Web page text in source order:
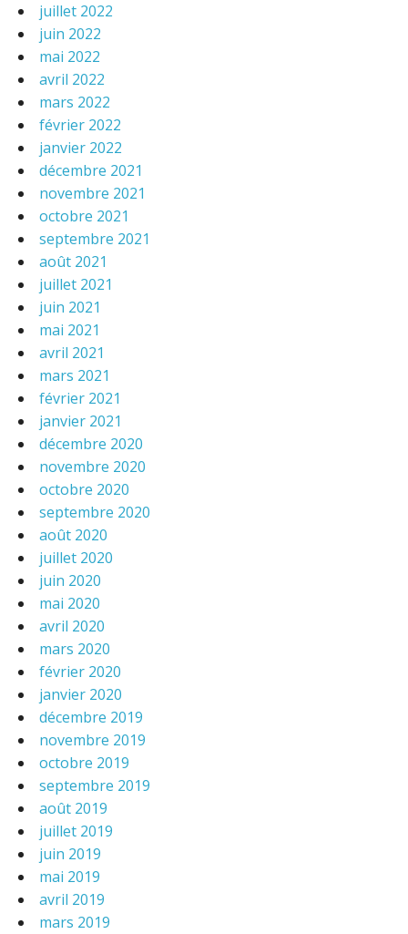
juillet 2022
juin 2022
mai 2022
avril 2022
mars 2022
février 2022
janvier 2022
décembre 2021
novembre 2021
octobre 2021
septembre 2021
août 2021
juillet 2021
juin 2021
mai 2021
avril 2021
mars 2021
février 2021
janvier 2021
décembre 2020
novembre 2020
octobre 2020
septembre 2020
août 2020
juillet 2020
juin 2020
mai 2020
avril 2020
mars 2020
février 2020
janvier 2020
décembre 2019
novembre 2019
octobre 2019
septembre 2019
août 2019
juillet 2019
juin 2019
mai 2019
avril 2019
mars 2019